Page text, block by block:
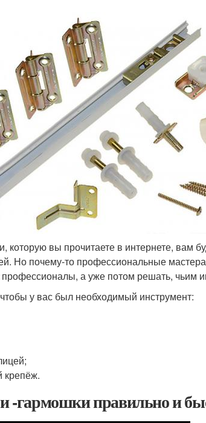
которую вы прочитаете в интернете, вам
Но почему-то профессиональные
а уже потом решать, чьим
у вас был необходимый инструмент:
крепёж.
-гармошки правильно и